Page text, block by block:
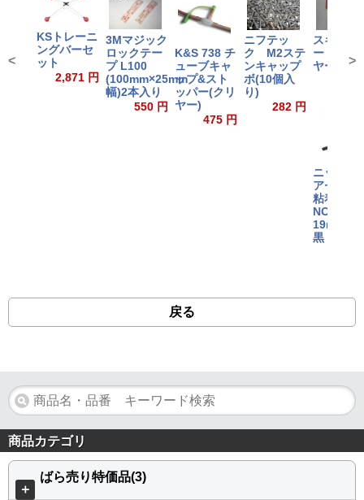
KSトレーニ
ングバーセ
ット
2,871 円
3Mマジック
ロックテー
プ L100
(100mm×25mm
幅)2本入り
550 円
K&S 738 チ
ューブキャ
ップ&スト
ッパー(クリ
ヤー)
475 円
ニフテッ
ク M2ステ
ンキャップ
ボ(10個入
り)
282 円
スキッド
ード (ク
ヤー)
ニット
アセテー
粘着テー
NO.5
黒
< >
戻る
商品カテゴリ
＋
ばら売り特価品(3)